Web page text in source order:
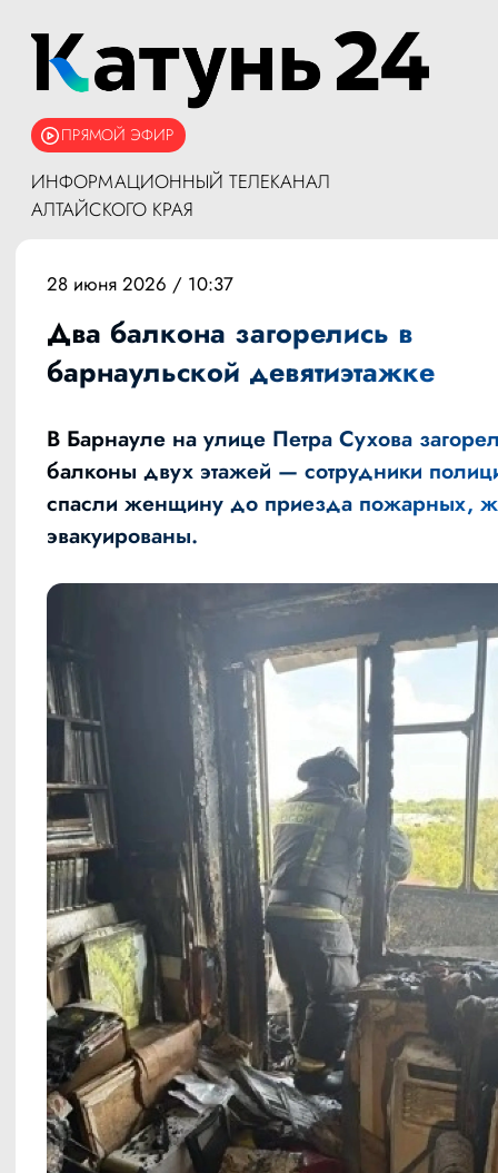
ПРЯМОЙ ЭФИР
ИНФОРМАЦИОННЫЙ ТЕЛЕКАНАЛ
АЛТАЙСКОГО КРАЯ
28 июня 2026 / 10:37
Два балкона загорелись в
барнаульской девятиэтажке
В Барнауле на улице Петра Сухова
балконы двух этажей — сотрудники
спасли женщину до приезда пожарных,
эвакуированы.